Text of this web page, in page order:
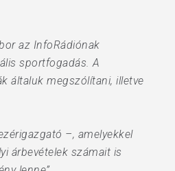
az InfoRádiónak
sportfogadás. A
általuk megszólítani, illetve
–, amelyekkel
árbevételek számait is